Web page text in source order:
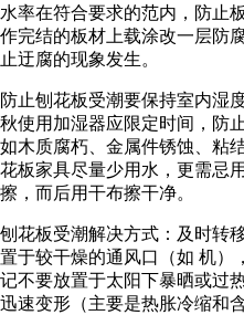
水率在符合要求的范内，防止
作完结的板材上载涂改一层防
止迂腐的现象发生。
防止刨花板受潮要保持室内湿
秋使用加湿器应限定时间，防
如木质腐朽、金属件锈蚀、粘
花板家具尽量少用水，更需忌
擦，而后用干布擦干净。
刨花板受潮解决方式：及时转
置于较干燥的通风口（如 机）
记不要放置于太阳下暴晒或过
迅速变形（主要是热胀冷缩和